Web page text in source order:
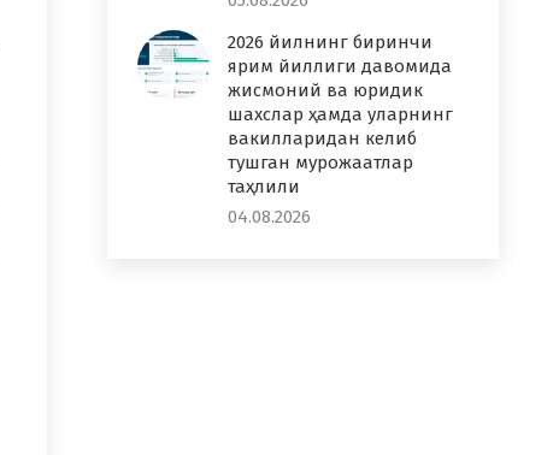
2026 йилнинг биринчи
ярим йиллиги давомида
жисмоний ва юридик
шахслар ҳамда уларнинг
вакилларидан келиб
тушган мурожаатлар
таҳлили
04.08.2026